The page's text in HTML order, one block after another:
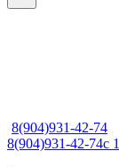
8(904)931-42-74
8(904)931-42-74с